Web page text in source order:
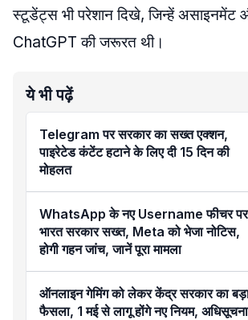
स्टूडेंट्स भी परेशान दिखे, जिन्हें असाइनमेंट
ChatGPT की जरूरत थी।
ये भी पढ़ें
Telegram पर सरकार का सख्त एक्शन,
पाइरेटेड कंटेंट हटाने के लिए दी 15 दिन की
मोहलत
WhatsApp के नए Username फीचर पर
भारत सरकार सख्त, Meta को भेजा नोटिस,
होगी गहन जांच, जानें पूरा मामला
ऑनलाइन गेमिंग को लेकर केंद्र सरकार का
फैसला, 1 मई से लागू होंगे नए नियम, अधिसूचना